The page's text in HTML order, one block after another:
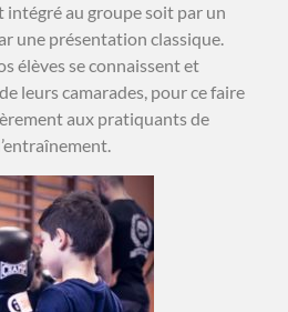
au groupe soit par un
une présentation classique.
élèves se connaissent et
leurs camarades, pour ce faire
aux pratiquants de